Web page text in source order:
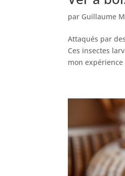
par Guillaume
Attaqués par
Ces insectes
mon